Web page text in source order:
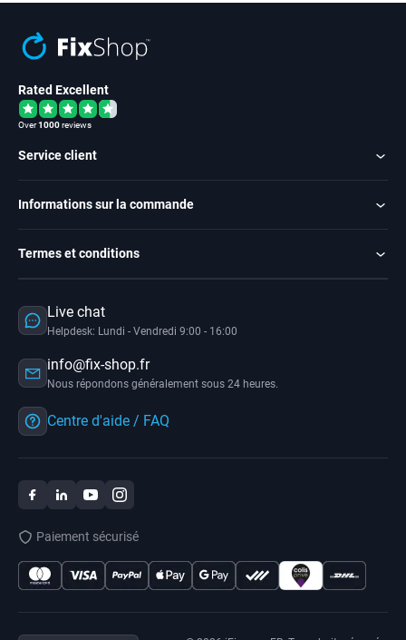
Rated Excellent
Over1000reviews
Service client
Informations sur la commande
Termes et conditions
Live chat
Helpdesk: Lundi - Vendredi 9:00 - 16:00
info@fix-shop.fr
Nous répondons généralement sous 24 heures.
Centre d'aide / FAQ
Paiement sécurisé